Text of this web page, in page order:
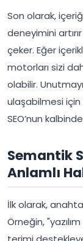
Son olarak,
deneyimini
çeker. Eğer
motorları sizi
olabilir.
ulaşabilmesi
SEO’nun
Semantik
Anlamlı
İlk olarak,
Örneğin,